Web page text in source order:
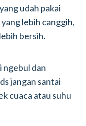
udah pakai
lebih canggih,
bersih.
ngebul dan
jangan santai
cuaca atau suhu